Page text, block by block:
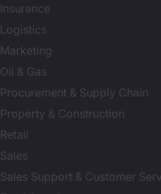
Insurance
Logistics
Marketing
Oil & Gas
Procurement & Supply Chain
Property & Construction
Retail
Sales
Sales Support & Customer